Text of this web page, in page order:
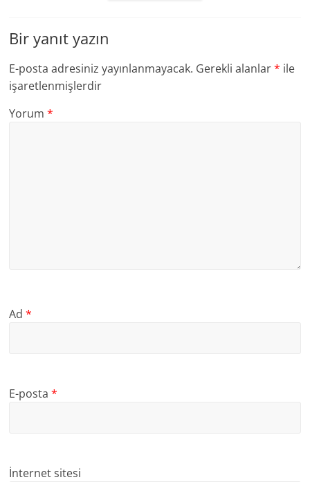
Bir yanıt yazın
E-posta adresiniz yayınlanmayacak. Gerekli alanlar* ile
işaretlenmişlerdir
Yorum*
Ad*
E-posta*
İnternet sitesi